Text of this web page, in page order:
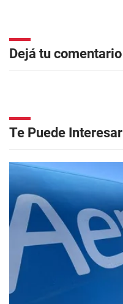
Dejá tu comentario
Te Puede Interesar